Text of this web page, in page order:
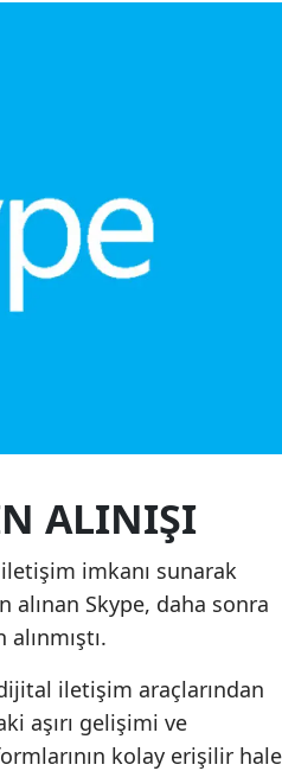
ALINIŞI
imkanı sunarak
alınan Skype, daha sonra
iletişim araçlarından
aşırı gelişimi ve
kolay erişilir hale